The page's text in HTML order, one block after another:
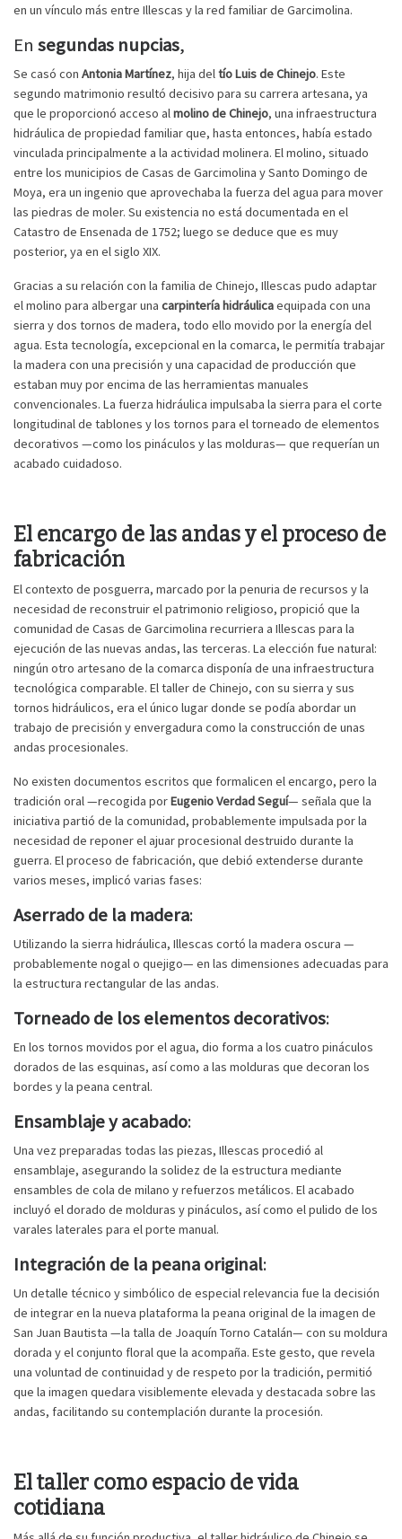
en un vínculo más entre Illescas y la red familiar de Garcimolina.
En segundas nupcias,
Se casó con Antonia Martínez, hija del tío Luis de Chinejo. Este
segundo matrimonio resultó decisivo para su carrera artesana, ya
que le proporcionó acceso al molino de Chinejo, una infraestructura
hidráulica de propiedad familiar que, hasta entonces, había estado
vinculada principalmente a la actividad molinera. El molino, situado
entre los municipios de Casas de Garcimolina y Santo Domingo de
Moya, era un ingenio que aprovechaba la fuerza del agua para mover
las piedras de moler. Su existencia no está documentada en el
Catastro de Ensenada de 1752; luego se deduce que es muy
posterior, ya en el siglo XIX.
Gracias a su relación con la familia de Chinejo, Illescas pudo adaptar
el molino para albergar una carpintería hidráulicaequipada con una
sierra y dos tornos de madera, todo ello movido por la energía del
agua. Esta tecnología, excepcional en la comarca, le permitía trabajar
la madera con una precisión y una capacidad de producción que
estaban muy por encima de las herramientas manuales
convencionales. La fuerza hidráulica impulsaba la sierra para el corte
longitudinal de tablones y los tornos para el torneado de elementos
decorativos —como los pináculos y las molduras— que requerían un
acabado cuidadoso.
El encargo de las andas y el proceso de
fabricación
El contexto de posguerra, marcado por la penuria de recursos y la
necesidad de reconstruir el patrimonio religioso, propició que la
comunidad de Casas de Garcimolina recurriera a Illescas para la
ejecución de las nuevas andas, las terceras. La elección fue natural:
ningún otro artesano de la comarca disponía de una infraestructura
tecnológica comparable. El taller de Chinejo, con su sierra y sus
tornos hidráulicos, era el único lugar donde se podía abordar un
trabajo de precisión y envergadura como la construcción de unas
andas procesionales.
No existen documentos escritos que formalicen el encargo, pero la
tradición oral —recogida porEugenio Verdad Seguí— señala que la
iniciativa partió de la comunidad, probablemente impulsada por la
necesidad de reponer el ajuar procesional destruido durante la
guerra. El proceso de fabricación, que debió extenderse durante
varios meses, implicó varias fases:
Aserrado de la madera:
Utilizando la sierra hidráulica, Illescas cortó la madera oscura —
probablemente nogal o quejigo— en las dimensiones adecuadas para
la estructura rectangular de las andas.
Torneado de los elementos decorativos:
En los tornos movidos por el agua, dio forma a los cuatro pináculos
dorados de las esquinas, así como a las molduras que decoran los
bordes y la peana central.
Ensamblaje y acabado:
Una vez preparadas todas las piezas, Illescas procedió al
ensamblaje, asegurando la solidez de la estructura mediante
ensambles de cola de milano y refuerzos metálicos. El acabado
incluyó el dorado de molduras y pináculos, así como el pulido de los
varales laterales para el porte manual.
Integración de la peana original:
Un detalle técnico y simbólico de especial relevancia fue la decisión
de integrar en la nueva plataforma la peana original de la imagen de
San Juan Bautista —la talla de Joaquín Torno Catalán— con su moldura
dorada y el conjunto floral que la acompaña. Este gesto, que revela
una voluntad de continuidad y de respeto por la tradición, permitió
que la imagen quedara visiblemente elevada y destacada sobre las
andas, facilitando su contemplación durante la procesión.
El taller como espacio de vida
cotidiana